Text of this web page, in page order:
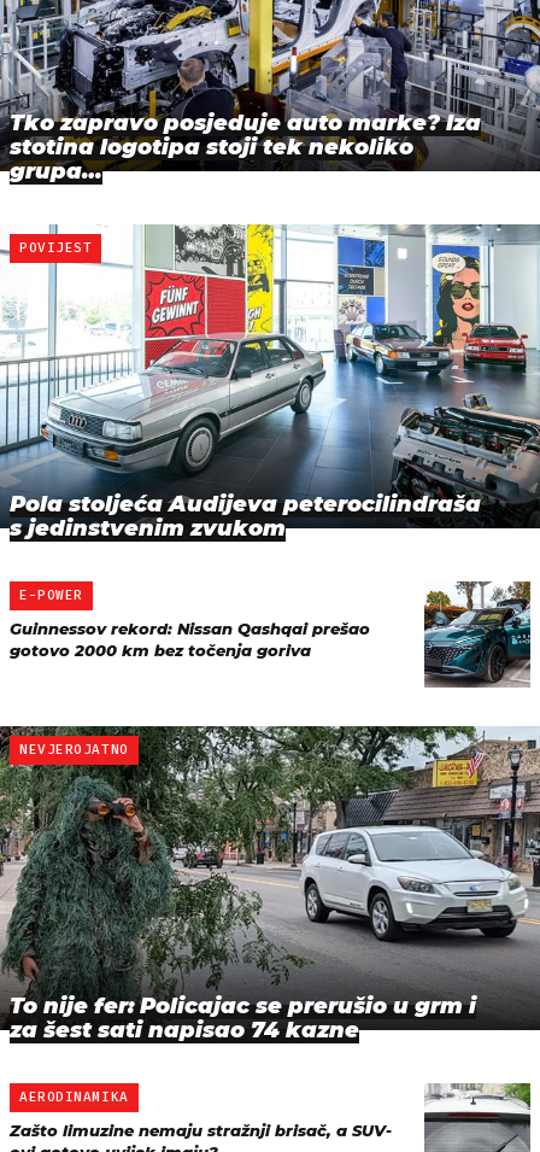
Tko zapravo posjeduje auto marke? Iza
stotina logotipa stoji tek nekoliko
grupa…
POVIJEST
Pola stoljeća Audijeva peterocilindraša
s jedinstvenim zvukom
E-POWER
Guinnessov rekord: Nissan Qashqai prešao
gotovo 2000 km bez točenja goriva
NEVJEROJATNO
To nije fer: Policajac se prerušio u grm i
za šest sati napisao 74 kazne
AERODINAMIKA
Zašto limuzine nemaju stražnji brisač, a SUV-